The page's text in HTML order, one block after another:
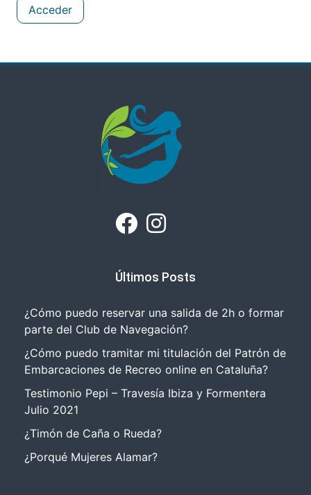
Acceder
Últimos Posts
¿Cómo puedo reservar una salida de 2h o formar
parte del Club de Navegación?
¿Cómo puedo tramitar mi titulación del Patrón de
Embarcaciones de Recreo online en Cataluña?
Testimonio Pepi – Travesía Ibiza y Formentera
Julio 2021
¿Timón de Caña o Rueda?
¿Porqué Mujeres Alamar?